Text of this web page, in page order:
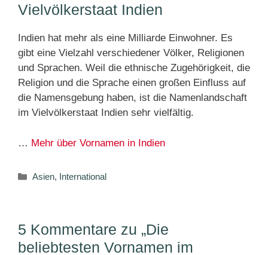
Vielvölkerstaat Indien
Indien hat mehr als eine Milliarde Einwohner. Es
gibt eine Vielzahl verschiedener Völker, Religionen
und Sprachen. Weil die ethnische Zugehörigkeit, die
Religion und die Sprache einen großen Einfluss auf
die Namensgebung haben, ist die Namenlandschaft
im Vielvölkerstaat Indien sehr vielfältig.
… Mehr über Vornamen in Indien
Kategorien
Asien, International
5 Kommentare zu „Die
beliebtesten Vornamen im